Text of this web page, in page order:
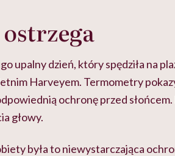
upalny dzień, który spędziła na
Harveyem. Termometry
ochronę przed słońcem.
głowy.
była to niewystarczająca